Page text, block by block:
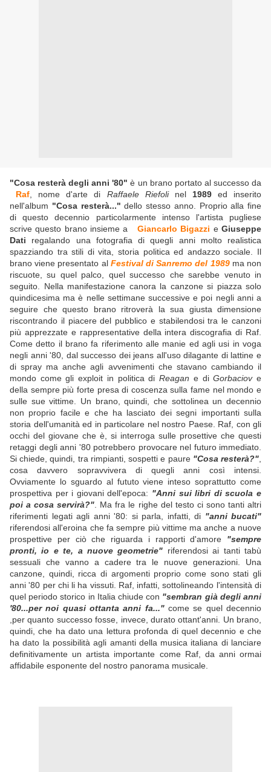
"Cosa resterà degli anni '80" è un brano portato al successo da
Raf , nome d'arte di Raffaele Riefolinel 1989ed inserito
nell'album "Cosa resterà..." dello stesso anno. Proprio alla fine
di questo decennio particolarmente intenso l'artista pugliese
scrive questo brano insieme a
Giancarlo Bigazzi eGiuseppe
Dati regalando una fotografia di quegli anni molto realistica
spazziando tra stili di vita, storia politica ed andazzo sociale. Il
brano viene presentato al Festival di Sanremo del 1989ma non
riscuote, su quel palco, quel successo che sarebbe venuto in
seguito. Nella manifestazione canora la canzone si piazza solo
quindicesima ma è nelle settimane successive e poi negli anni a
seguire che questo brano ritroverà la sua giusta dimensione
riscontrando il piacere del pubblico e stabilendosi tra le canzoni
più apprezzate e rappresentative della intera discografia di Raf.
Come detto il brano fa riferimento alle manie ed agli usi in voga
negli anni '80, dal successo dei jeans all'uso dilagante di lattine e
di spray ma anche agli avvenimenti che stavano cambiando il
mondo come gli exploit in politica diReagan e diGorbaciove
della sempre più forte presa di coscenza sulla fame nel mondo e
sulle sue vittime. Un brano, quindi, che sottolinea un decennio
non proprio facile e che ha lasciato dei segni importanti sulla
storia dell'umanità ed in particolare nel nostro Paese. Raf, con gli
occhi del giovane che è, si interroga sulle prosettive che questi
retaggi degli anni '80 potrebbero provocare nel futuro immediato.
Si chiede, quindi, tra rimpianti, sospetti e paure "Cosa resterà?"
cosa davvero sopravvivera di quegli anni così intensi.
Ovviamente lo sguardo al fututo viene inteso soprattutto come
prospettiva per i giovani dell'epoca: "Anni sui libri di scuola e
poi a cosa servirà?" . Ma fra le righe del testo ci sono tanti altri
riferimenti legati agli anni '80: si parla, infatti, di "anni bucati"
riferendosi all'eroina che fa sempre più vittime ma anche a nuove
prospettive per ciò che riguarda i rapporti d'amore "sempre
pronti, io e te, a nuove geometrie" riferendosi ai tanti tabù
sessuali che vanno a cadere tra le nuove generazioni. Una
canzone, quindi, ricca di argomenti proprio come sono stati gli
anni '80 per chi li ha vissuti. Raf, infatti, sottolineando l'intensità di
quel periodo storico in Italia chiude con "sembran già degli anni
'80...per noi quasi ottanta anni fa..."come se quel decennio
,per quanto successo fosse, invece, durato ottant'anni. Un brano,
quindi, che ha dato una lettura profonda di quel decennio e che
ha dato la possibilità agli amanti della musica italiana di lanciare
definitivamente un artista importante come Raf, da anni ormai
affidabile esponente del nostro panorama musicale.